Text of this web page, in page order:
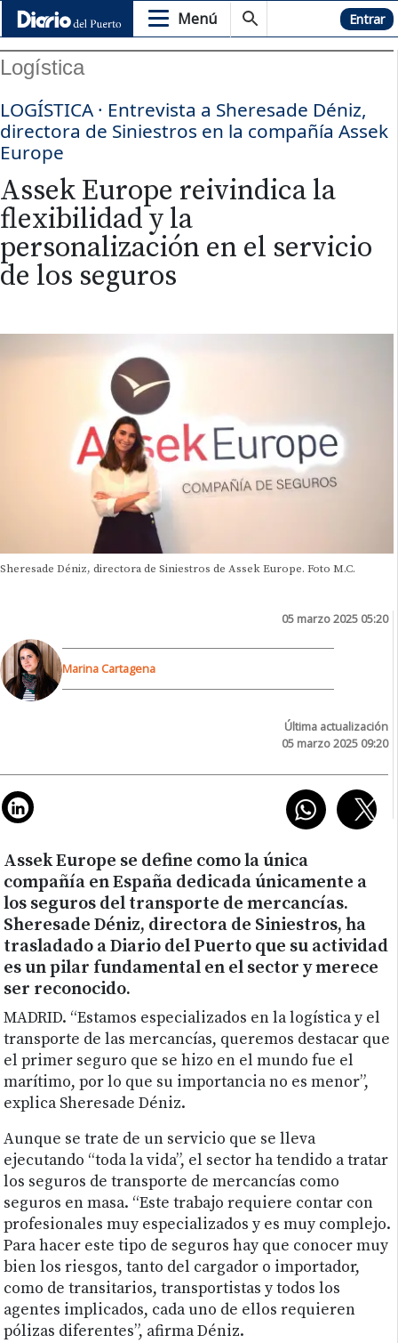
Menú Hemeroteca Entrar
Logística
LOGÍSTICA · Entrevista a Sheresade Déniz,
directora de Siniestros en la compañía Assek
Europe
Assek Europe reivindica la
flexibilidad y la
personalización en el servicio
de los seguros
Sheresade Déniz, directora de Siniestros de Assek Europe. Foto M.C.
05 marzo 2025 05:20
Marina Cartagena
Última actualización
05 marzo 2025 09:20
Assek Europe se define como la única
compañía en España dedicada únicamente a
los seguros del transporte de mercancías.
Sheresade Déniz, directora de Siniestros, ha
trasladado a Diario del Puerto que su actividad
es un pilar fundamental en el sector y merece
ser reconocido.
MADRID. “Estamos especializados en la logística y el
transporte de las mercancías, queremos destacar que
el primer seguro que se hizo en el mundo fue el
marítimo, por lo que su importancia no es menor”,
explica Sheresade Déniz.
Aunque se trate de un servicio que se lleva
ejecutando “toda la vida”, el sector ha tendido a tratar
los seguros de transporte de mercancías como
seguros en masa. “Este trabajo requiere contar con
profesionales muy especializados y es muy complejo.
Para hacer este tipo de seguros hay que conocer muy
bien los riesgos, tanto del cargador o importador,
como de transitarios, transportistas y todos los
agentes implicados, cada uno de ellos requieren
pólizas diferentes”, afirma Déniz.